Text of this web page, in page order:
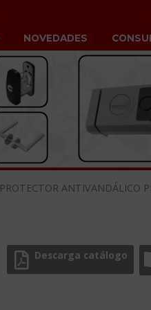
NOVEDADES
PROTECTOR ANTIVANDÁLICO
Descarga catálogo